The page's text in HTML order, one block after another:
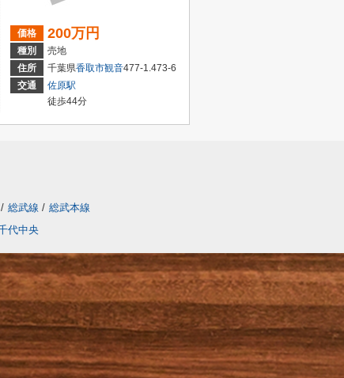
価格 200万円
種別
売地
住所
千葉県香取市観音477-1.473-6
交通
佐原駅
徒歩44分
/ 総武線 / 総武本線
代中央